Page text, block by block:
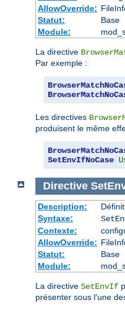
AllowOverride:
Statut:
Base
Module:
La directive
Par exemple :
Les directives
produisent le même
SetEnvIfNoCase
Directive
Description:
Syntaxe:
Contexte:
AllowOverride:
Statut:
Base
Module:
La directive SetEnvIf
présenter sous l'une